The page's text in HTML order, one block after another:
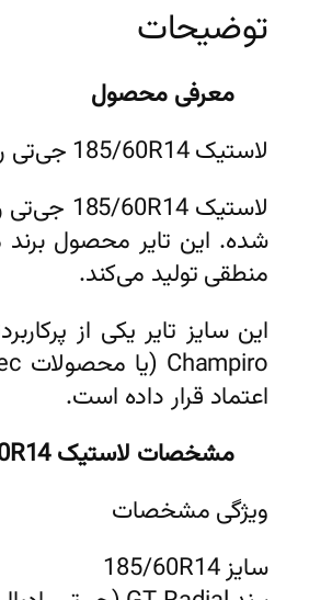
توضیحات
معرفی محصول
لاستیک 185/60R14 جی‌تی رادیال
منطقی تولید می‌کند.
اعتماد قرار داده است.
مشخصات لاستیک 185/60R14 جی‌تی رادیال
ویژگی مشخصات
سایز 185/60R14